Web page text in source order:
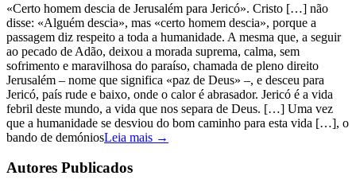
«Certo homem descia de Jerusalém para Jericó». Cristo […] não
disse: «Alguém descia», mas «certo homem descia», porque a
passagem diz respeito a toda a humanidade. A mesma que, a seguir
ao pecado de Adão, deixou a morada suprema, calma, sem
sofrimento e maravilhosa do paraíso, chamada de pleno direito
Jerusalém – nome que significa «paz de Deus» –, e desceu para
Jericó, país rude e baixo, onde o calor é abrasador. Jericó é a vida
febril deste mundo, a vida que nos separa de Deus. […] Uma vez
que a humanidade se desviou do bom caminho para esta vida […], o
bando de demóniosLeia mais →
Autores Publicados